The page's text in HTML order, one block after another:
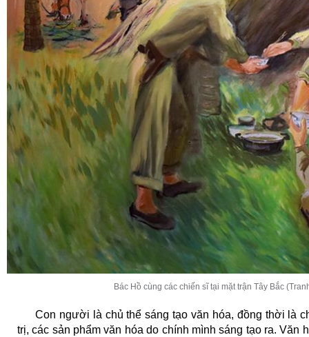
Bác Hồ cùng các chiến sĩ tại mặt trận Tây Bắc
Con người là chủ thể sáng tạo văn hóa, đồng thời là
trị, các sản phẩm văn hóa do chính mình sáng tạo ra. Văn